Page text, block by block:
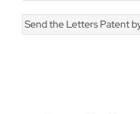
Send the Letters Patent by